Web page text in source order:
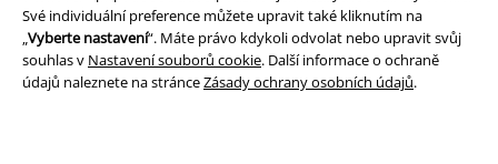
Své individuální preference můžete upravit také kliknutím na
„Vyberte nastavení“. Máte právo kdykoli odvolat nebo upravit svůj
souhlas v Nastavení souborů cookie. Další informace o ochraně
údajů naleznete na stránceZásady ochrany osobních údajů.
Likvidace odpadu a ochrana životního prostředí
Prohlášení o shodě